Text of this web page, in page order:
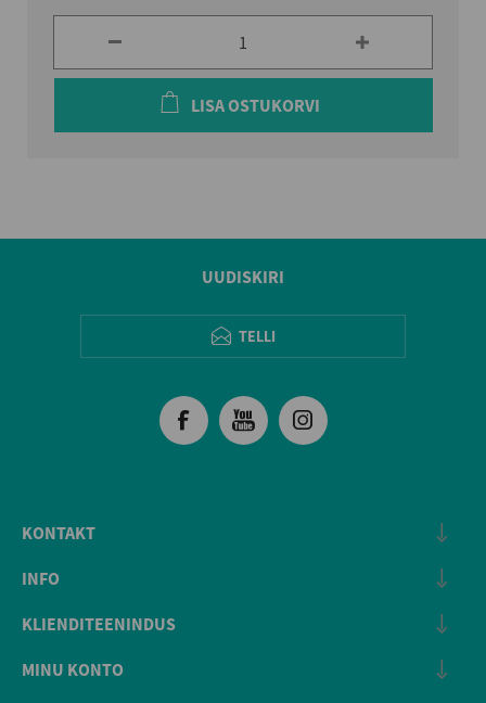
LISA OSTUKORVI
UUDISKIRI
TELLI
KONTAKT
INFO
KLIENDITEENINDUS
MINU KONTO